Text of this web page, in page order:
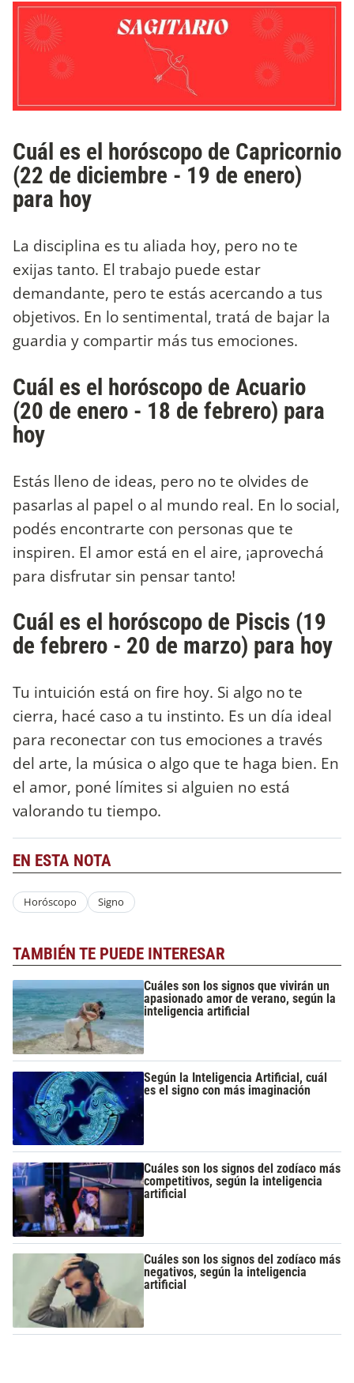
Cuál es el horóscopo de Capricornio
(22 de diciembre - 19 de enero)
para hoy
La disciplina es tu aliada hoy, pero no te
exijas tanto. El trabajo puede estar
demandante, pero te estás acercando a tus
objetivos. En lo sentimental, tratá de bajar la
guardia y compartir más tus emociones.
Cuál es el horóscopo de Acuario
(20 de enero - 18 de febrero) para
hoy
Estás lleno de ideas, pero no te olvides de
pasarlas al papel o al mundo real. En lo social,
podés encontrarte con personas que te
inspiren. El amor está en el aire, ¡aprovechá
para disfrutar sin pensar tanto!
Cuál es el horóscopo de Piscis (19
de febrero - 20 de marzo) para hoy
Tu intuición está on fire hoy. Si algo no te
cierra, hacé caso a tu instinto. Es un día ideal
para reconectar con tus emociones a través
del arte, la música o algo que te haga bien. En
el amor, poné límites si alguien no está
valorando tu tiempo.
EN ESTA NOTA
Horóscopo Signo
TAMBIÉN TE PUEDE INTERESAR
Cuáles son los signos que vivirán un
apasionado amor de verano, según la
inteligencia artificial
Según la Inteligencia Artificial, cuál
es el signo con más imaginación
Cuáles son los signos del zodíaco más
competitivos, según la inteligencia
artificial
Cuáles son los signos del zodíaco más
negativos, según la inteligencia
artificial